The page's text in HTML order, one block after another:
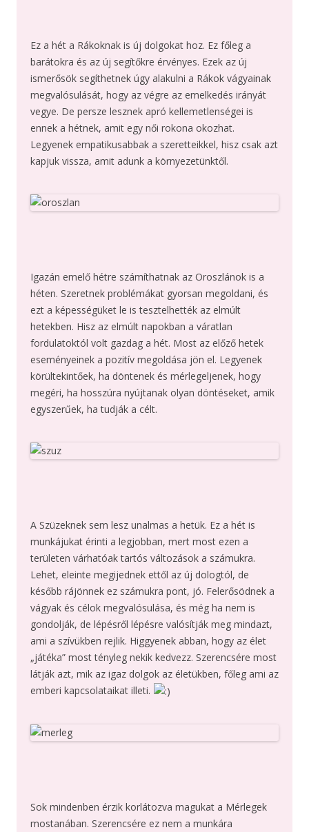
Ez a hét a Rákoknak is új dolgokat hoz. Ez főleg a
barátokra és az új segítőkre érvényes. Ezek az új
ismerősök segíthetnek úgy alakulni a Rákok vágyainak
megvalósulását, hogy az végre az emelkedés irányát
vegye. De persze lesznek apró kellemetlenségei is
ennek a hétnek, amit egy női rokona okozhat.
Legyenek empatikusabbak a szeretteikkel, hisz csak azt
kapjuk vissza, amit adunk a környezetünktől.
Igazán emelő hétre számíthatnak az Oroszlánok is a
héten. Szeretnek problémákat gyorsan megoldani, és
ezt a képességüket le is tesztelhették az elmúlt
hetekben. Hisz az elmúlt napokban a váratlan
fordulatoktól volt gazdag a hét. Most az előző hetek
eseményeinek a pozitív megoldása jön el. Legyenek
körültekintőek, ha döntenek és mérlegeljenek, hogy
megéri, ha hosszúra nyújtanak olyan döntéseket, amik
egyszerűek, ha tudják a célt.
A Szüzeknek sem lesz unalmas a hetük. Ez a hét is
munkájukat érinti a legjobban, mert most ezen a
területen várhatóak tartós változások a számukra.
Lehet, eleinte megijednek ettől az új dologtól, de
később rájönnek ez számukra pont, jó. Felerősödnek a
vágyak és célok megvalósulása, és még ha nem is
gondolják, de lépésről lépésre valósítják meg mindazt,
ami a szívükben rejlik. Higgyenek abban, hogy az élet
„játéka” most tényleg nekik kedvezz. Szerencsére most
látják azt, mik az igaz dolgok az életükben, főleg ami az
emberi kapcsolataikat illeti.
Sok mindenben érzik korlátozva magukat a Mérlegek
mostanában. Szerencsére ez nem a munkára